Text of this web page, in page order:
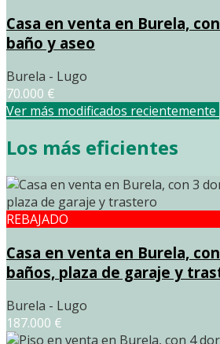
Casa en venta en Burela,
baño y aseo
Burela - Lugo
70.000 €
Ver más modificados recientemente
Los más eficientes
REBAJADO
Casa en venta en Burela,
baños, plaza de garaje y
Burela - Lugo
187.000 €